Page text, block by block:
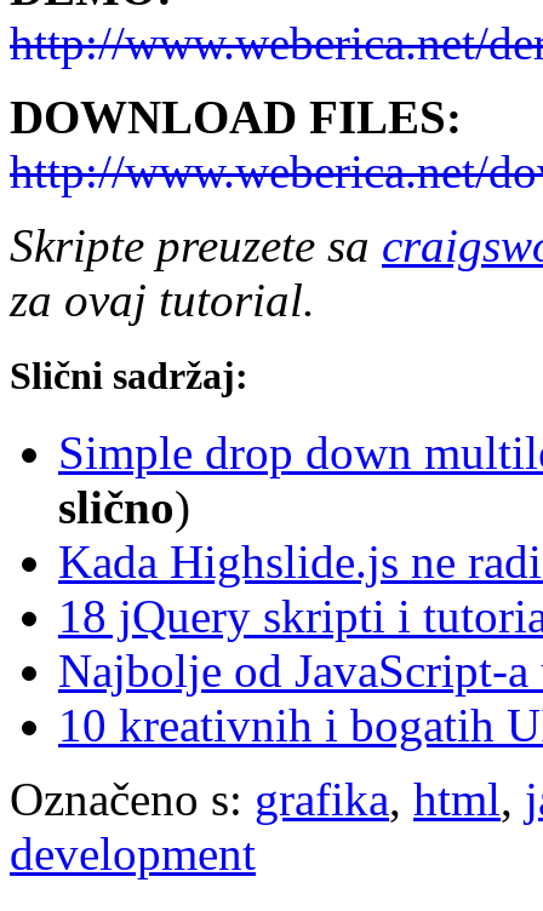
http://www.weberica.net/
DOWNLOAD FILES:
http://www.weberica.net/
Skripte preuzete sa
za ovaj tutorial.
Slični sadržaj:
Simple drop down
slično)
Kada Highslide.js ne
18 jQuery skripti i
Najbolje od JavaScript-
10 kreativnih i bogatih
Označeno s: grafika, html,
development